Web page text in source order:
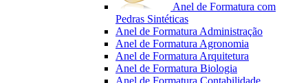
Anel de Formatura com
Pedras Sintéticas
Anel de Formatura Administração
Anel de Formatura Agronomia
Anel de Formatura Arquitetura
Anel de Formatura Biologia
Anel de Formatura Contabilidade